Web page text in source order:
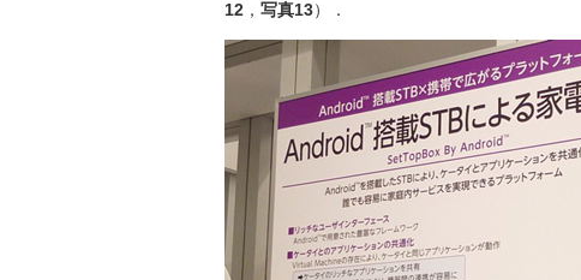
12 ， 写真13）．